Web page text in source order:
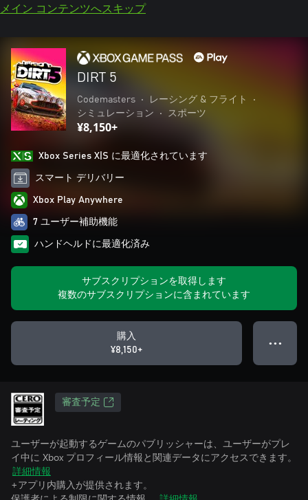
メイン コンテンツへスキップ
DIRT 5
Codemasters • レーシング & フライト
•
シミュレーション
• スポーツ
¥8,150+
Xbox Series X|S に最適化されています
スマート デリバリー
Xbox Play Anywhere
7 ユーザー補助機能
ハンドヘルドに最適化済み
サブスクリプションを取得します
複数のサブスクリプションに含まれています
購入
¥8,150+
● ● ●
審査予定
ユーザーが起動するゲームのパブリッシャーは、ユーザーがプレ
イ中に Xbox プロフィール情報と関連データにアクセスできます。
詳細情報
+アプリ内購入が提供されます。